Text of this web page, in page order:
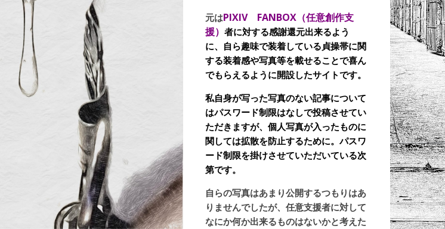
元はPIXIV FANBOX（任意創作支
援） 者に対する感謝還元出来るよう
に、自ら趣味で装着している貞操帯に関
する装着感や写真等を載せることで喜ん
でもらえるように開設したサイトです。
私自身が写った写真のない記事について
はパスワード制限はなしで投稿させてい
ただきますが、個人写真が入ったものに
関しては拡散を防止するために。パスワ
ード制限を掛けさせていただいている次
第です。
自らの写真はあまり公開するつもりはあ
りませんでしたが、任意支援者に対して
なにか何か出来るものはないかと考えた